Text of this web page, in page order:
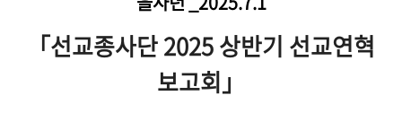
「선교종사단 2025 상반기 선교연혁
보고회」